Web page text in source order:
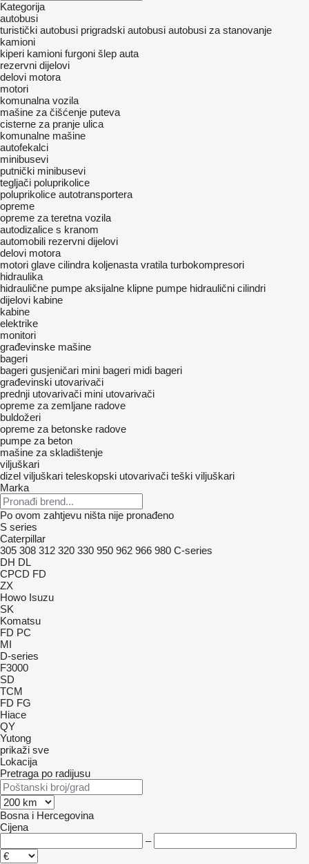
Kategorija
autobusi
turistički autobusi prigradski autobusi autobusi za stanovanje
kamioni
kiperi kamioni furgoni šlep auta
rezervni dijelovi
delovi motora
motori
komunalna vozila
mašine za čišćenje puteva
cisterne za pranje ulica
komunalne mašine
autofekalci
minibusevi
putnički minibusevi
tegljači poluprikolice
poluprikolice autotransportera
opreme
оpremе za teretna vozila
autodizalice s kranom
automobili rezervni dijelovi
delovi motora
motori glave cilindra koljenasta vratila turbokompresori
hidraulika
hidraulične pumpe aksijalne klipne pumpe hidraulični cilindri
dijelovi kabine
kabine
elektrike
monitori
građevinske mašine
bageri
bageri gusjeničari mini bageri midi bageri
građevinski utovarivači
prednji utovarivači mini utovarivači
opreme za zemljane radove
buldožeri
opreme za betonske radove
pumpe za beton
mašine za skladištenje
viljuškari
dizel viljuškari teleskopski utovarivači teški viljuškari
Marka
Po ovom zahtjevu ništa nije pronađeno
S series
Caterpillar
305 308 312 320 330 950 962 966 980 C-series
DH DL
CPCD FD
ZX
Howo Isuzu
SK
Komatsu
FD PC
MI
D-series
F3000
SD
TCM
FD FG
Hiace
QY
Yutong
prikaži sve
Lokacija
Pretraga po radijusu
Bosna i Hercegovina
Cijena
–